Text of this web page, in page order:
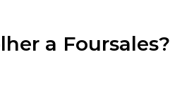
a Foursales?